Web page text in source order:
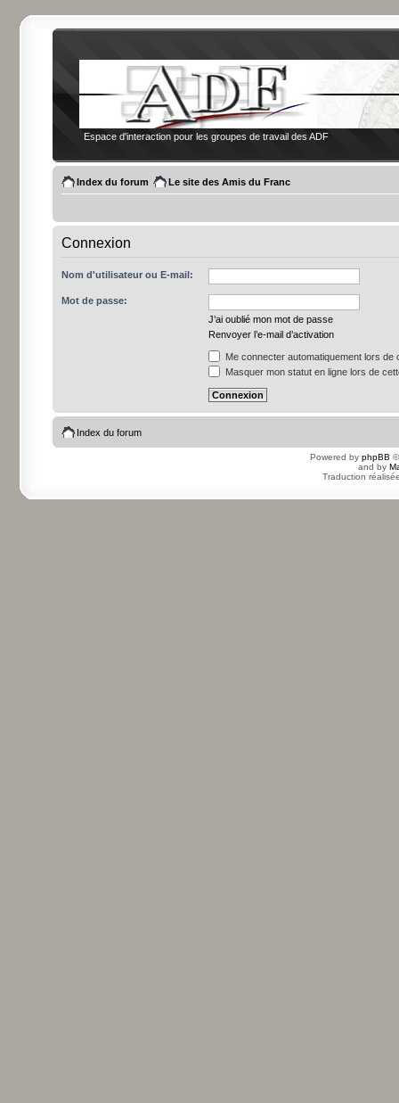
Espace d'interaction pour les groupes de travail des ADF
Index du forum Le site des Amis du Franc
Connexion
Nom d'utilisateur ou E-mail:
Mot de passe:
J’ai oublié mon mot de passe
Renvoyer l’e-mail d’activation
Me connecter automatiquement lors de
Masquer mon statut en ligne lors de
Index du forum
Powered by phpBB
and by
Traduction